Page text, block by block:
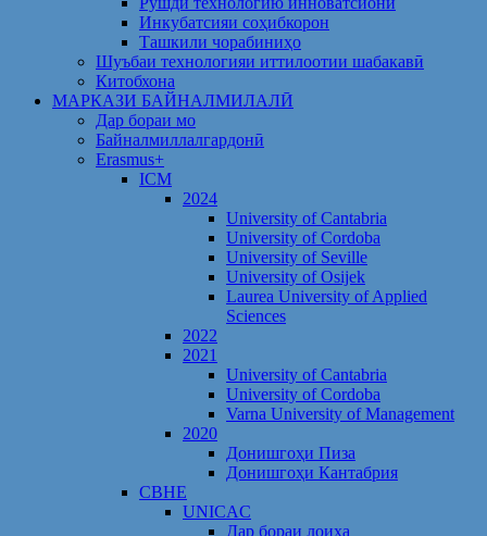
Инкубатсияи соҳибкорон
Ташкили чорабиниҳо
Шуъбаи технологияи иттилоотии шабакавӣ
Китобхона
МАРКАЗИ БАЙНАЛМИЛАЛӢ
Дар бораи мо
Байналмиллалгардонӣ
Erasmus+
ICM
2024
University of Cantabria
University of Cordoba
University of Seville
University of Osijek
Laurea University of Applied
Sciences
2022
2021
University of Cantabria
University of Cordoba
Varna University of Management
2020
Донишгоҳи Пиза
Донишгоҳи Кантабрия
CBHE
UNICAC
Дар бораи лоиҳа